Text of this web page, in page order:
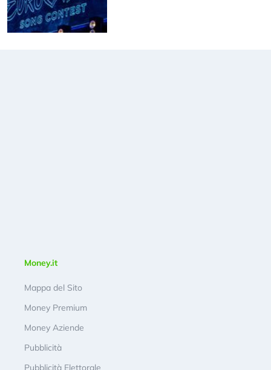
Money.it
Mappa del Sito
Money Premium
Money Aziende
Pubblicità
Pubblicità Elettorale